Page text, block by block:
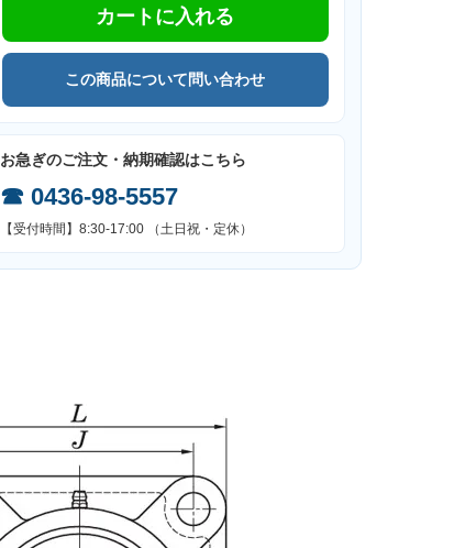
カートに入れる
この商品について問い合わせ
お急ぎのご注文・納期確認はこちら
☎ 0436-98-5557
【受付時間】8:30-17:00 （土日祝・定休）